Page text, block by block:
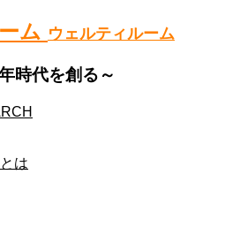
ウェルティルーム
時代を創る～
は